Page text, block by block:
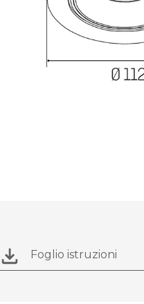
Foglio istruzioni